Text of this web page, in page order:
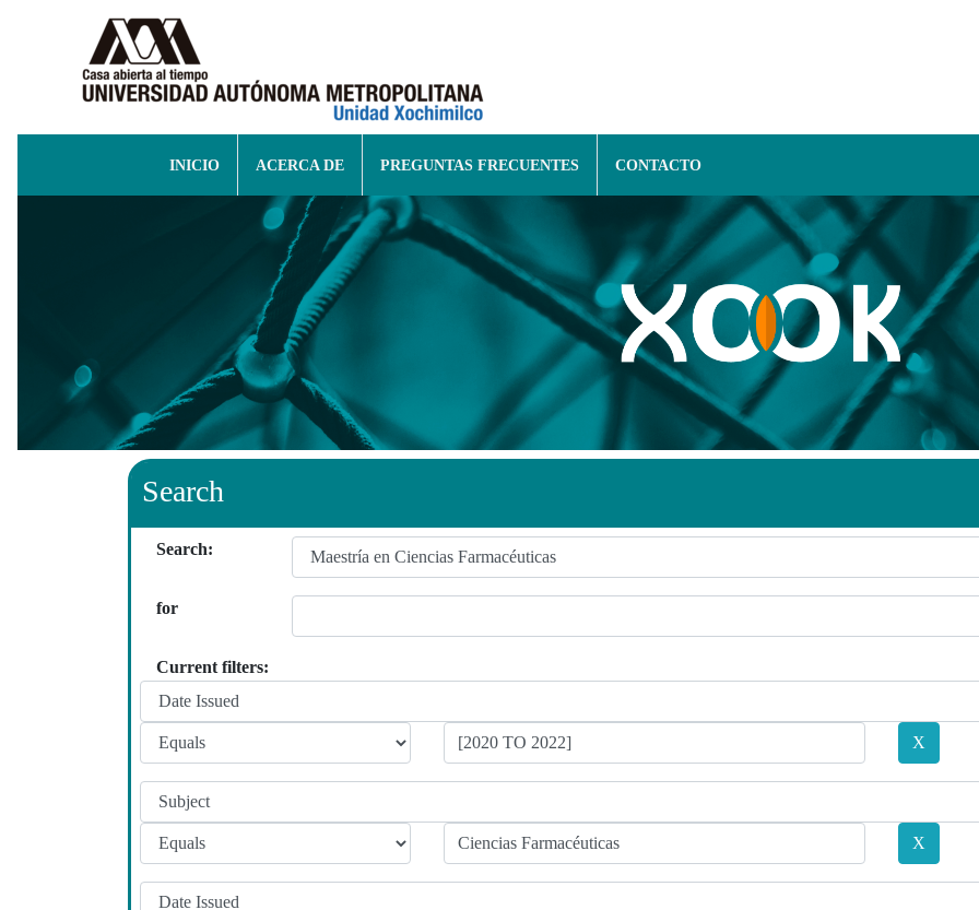
INICIO ACERCA DE PREGUNTAS FRECUENTES CONTACTO
Search
Search:
for
Current filters: